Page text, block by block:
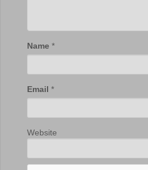
Name *
Email *
Website